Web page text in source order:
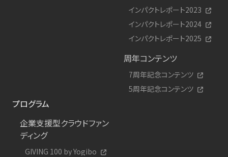
インパクトレポート2023
インパクトレポート2024
インパクトレポート2025
周年コンテンツ
7周年記念コンテンツ
5周年記念コンテンツ
プログラム
企業支援型クラウドファン
ディング
GIVING 100 by Yogibo